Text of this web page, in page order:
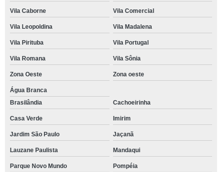
Vila Caborne Vila Comercial
Vila Leopoldina Vila Madalena
Vila Pirituba Vila Portugal
Vila Romana Vila Sônia
Zona Oeste Zona oeste
Água Branca
Brasilândia
Cachoeirinha
Casa Verde Imirim
Jardim São Paulo Jaçanã
Lauzane Paulista Mandaqui
Parque Novo Mundo Pompéia